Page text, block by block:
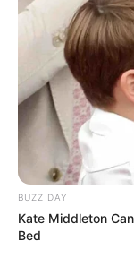
BUZZ DAY
Kate Middleton
Bed